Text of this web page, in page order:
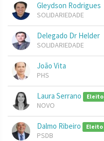
Gleydson Rodrigues
SOLIDARIEDADE
Delegado Dr Helder
SOLIDARIEDADE
João Vita
PHS
Laura Serrano Eleito
NOVO
Dalmo Ribeiro Eleito
PSDB